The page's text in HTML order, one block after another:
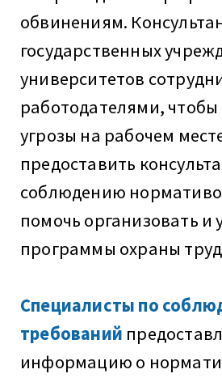
обвинениям.
государственных
университетов
работодателями,
угрозы на рабочем
предоставить
соблюдению
помочь организовать и
программы охраны
Специалисты по
требований
информацию о